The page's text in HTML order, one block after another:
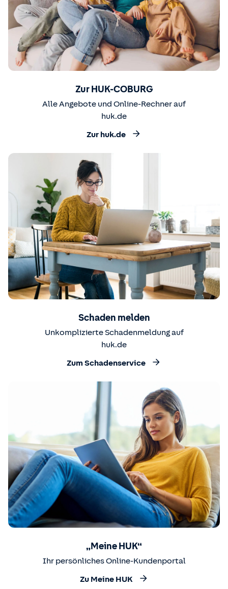
Zur HUK-COBURG
Alle Angebote und Online-Rechner auf
huk.de
Zur huk.de
Schaden melden
Unkomplizierte Schadenmeldung auf
huk.de
Zum Schadenservice
„Meine HUK“
Ihr persönliches Online-Kundenportal
Zu Meine HUK